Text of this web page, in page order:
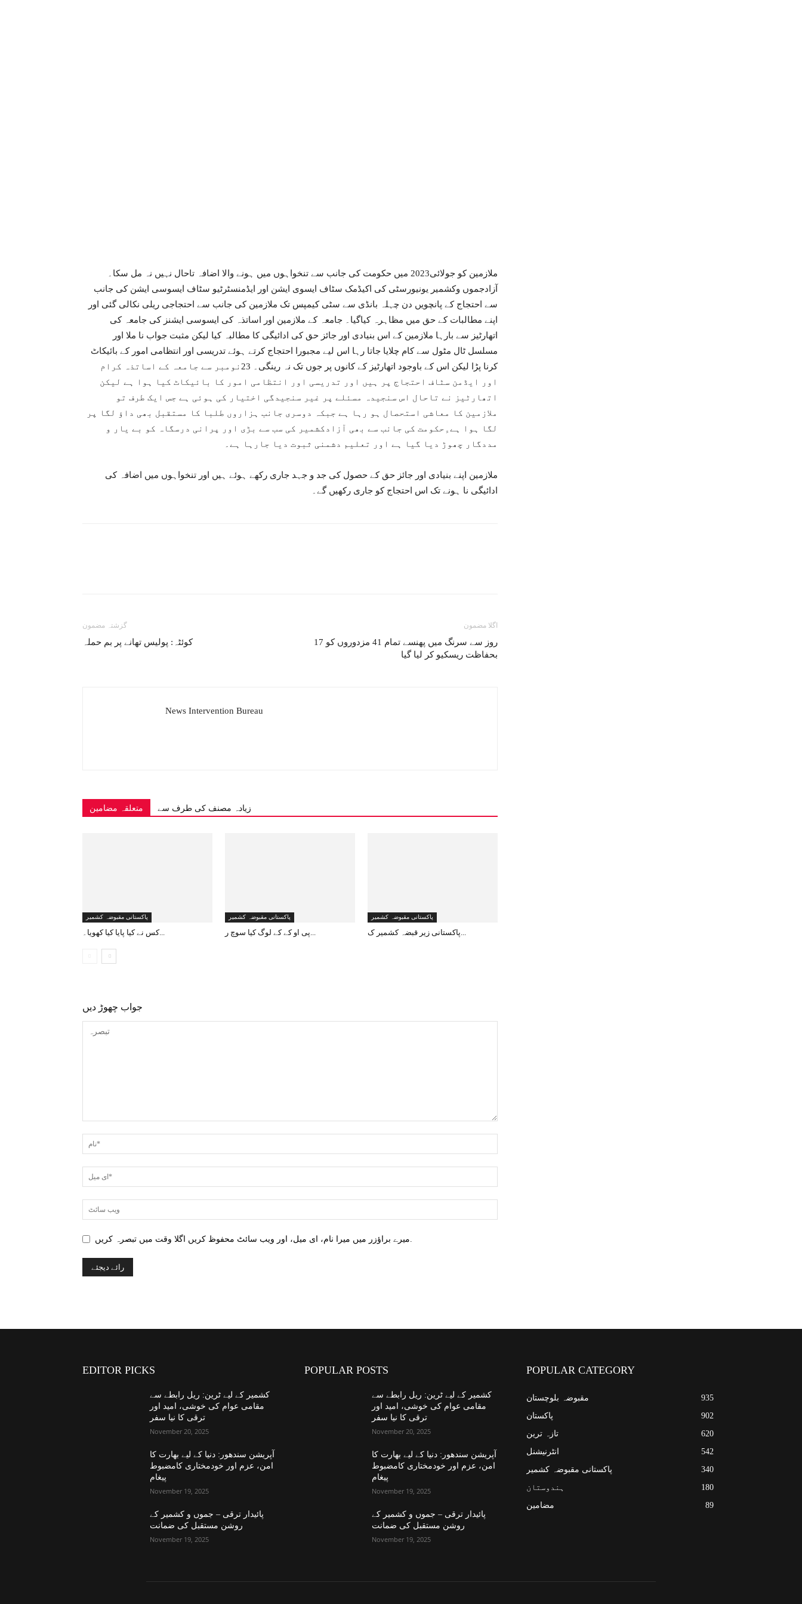
ملازمین کو جولائی2023 میں حکومت کی جانب سے تنخواہوں میں ہونے والا اضافہ تاحال نہیں نہ مل سکا۔
آزادجموں وکشمیر یونیورسٹی کی اکیڈمک سٹاف ایسوی ایشن اور ایڈمنسٹرٹیو سٹاف ایسوسی ایشن کی جانب
سے احتجاج کے پانچویں دن چہلہ بانڈی سے سٹی کیمپس تک ملازمین کی جانب سے احتجاجی ریلی نکالی گئی اور
اپنے مطالبات کے حق میں مظاہرہ کیاگیا۔ جامعہ کے ملازمین اور اساتذہ کی ایسوسی ایشنز کی جامعہ کی
اتھارٹیز سے بارہا ملازمین کے اس بنیادی اور جائز حق کی ادائیگی کا مطالبہ کیا لیکن مثبت جواب نا ملا اور
مسلسل ٹال مٹول سے کام چلایا جاتا رہا اس لیے مجبورا احتجاج کرتے ہوئے تدریسی اور انتظامی امور کے بائیکاٹ
کرنا پڑا لیکن اس کے باوجود اتھارٹیز کے کانوں پر جوں تک نہ رینگی۔ 23نومبر سے جامعہ کے اساتذہ کرام
اور ایڈمن سٹاف احتجاج پر ہیں اور تدریسی اور انتظامی امور کا بائیکاٹ کیا ہوا ہے لیکن
اتھارٹیز نے تاحال اس سنجیدہ مسئلے پر غیر سنجیدگی اختیار کی ہوئی ہے جس ایک طرف تو
ملازمین کا معاشی استحصال ہو رہا ہے جبکہ دوسری جانب ہزاروں طلبا کا مستقبل بھی داؤ لگا پر
لگا ہوا ہے۔ِحکومت کی جانب سے بھی آزادکشمیر کی سب سے بڑی اور پرانی درسگاہ کو بے یار و
مددگار چھوڑ دیا گیا ہے اور تعلیم دشمنی ثبوت دیا جارہا ہے۔
ملازمین اپنے بنیادی اور جائز حق کے حصول کی جد و جہد جاری رکھے ہوئے ہیں اور تنخواہوں میں اضافہ کی
ادائیگی نا ہونے تک اس احتجاج کو جاری رکھیں گے۔
گزشتہ مضمون
کوئٹہ: پولیس تھانے پر بم حملہ
اگلا مضمون
17 روز سے سرنگ میں پھنسے تمام 41 مزدوروں کو
بحفاظت ریسکیو کر لیا گیا
News Intervention Bureau
متعلقہ مضامین زیادہ مصنف کی طرف سے
پاکستانی مقبوضہ کشمیر
کس نے کیا پایا کیا کھویا۔...
پاکستانی مقبوضہ کشمیر
پی او کے کے لوگ کیا سوچ ر...
پاکستانی مقبوضہ کشمیر
پاکستانی زیر قبضہ کشمیر ک...
جواب چھوڑ دیں
میرے براؤزر میں میرا نام، ای میل، اور ویب سائٹ محفوظ کریں اگلا وقت میں تبصرہ کریں.
EDITOR PICKS
کشمیر کے لیے ٹرین: ریل رابطے سے
مقامی عوام کی خوشی، امید اور
ترقی کا نیا سفر
November 20, 2025
آپریشن سندھور: دنیا کے لیے بھارت کا
امن، عزم اور خودمختاری کامضبوط
پیغام
November 19, 2025
پائیدار ترقی – جموں و کشمیر کے
روشن مستقبل کی ضمانت
November 19, 2025
POPULAR POSTS
کشمیر کے لیے ٹرین: ریل رابطے سے
مقامی عوام کی خوشی، امید اور
ترقی کا نیا سفر
November 20, 2025
آپریشن سندھور: دنیا کے لیے بھارت کا
امن، عزم اور خودمختاری کامضبوط
پیغام
November 19, 2025
پائیدار ترقی – جموں و کشمیر کے
روشن مستقبل کی ضمانت
November 19, 2025
POPULAR CATEGORY
مقبوضہ بلوچستان
935
پاکستان
902
تازہ ترین
620
انٹرنیشنل
542
پاکستانی مقبوضہ کشمیر
340
ہندوستان
180
مضامین
89